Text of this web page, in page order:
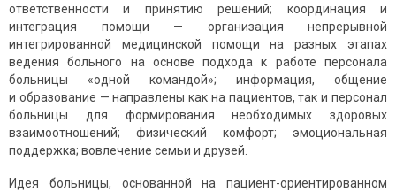
ответственности и принятию решений; координация и
интеграция помощи — организация непрерывной
интегрированной медицинской помощи на разных этапах
ведения больного на основе подхода к работе персонала
больницы «одной командой»; информация, общение
и образование — направлены как на пациентов, так и персонал
больницы для формирования необходимых здоровых
взаимоотношений; физический комфорт; эмоциональная
поддержка; вовлечение семьи и друзей.
Идея больницы, основанной на пациент-ориентированном